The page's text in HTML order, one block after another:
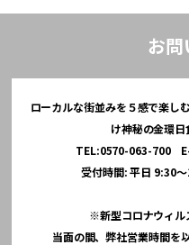
お
ローカルな街並みを５感で楽
け神秘の金環日
TEL:0570-063-700
受付時間: 平日 9:30～
※新型コロナウィル
当面の間、弊社営業時間を